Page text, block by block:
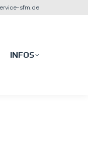
sfm.de
INFOS